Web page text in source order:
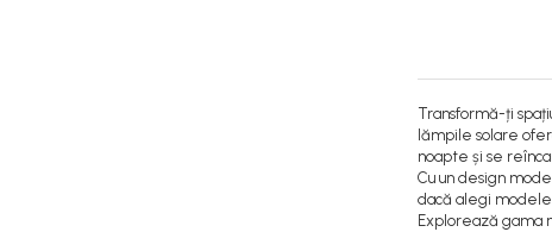
Transformă-ți
lămpile solare
noapte și se
Cu un design
dacă alegi modele
Explorează gama